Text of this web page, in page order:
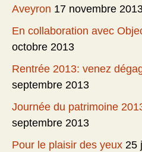
Aveyron 17 novembre
En collaboration avec
octobre 2013
Rentrée 2013: venez
septembre 2013
Journée du patrimoine
septembre 2013
Pour le plaisir des yeux 25